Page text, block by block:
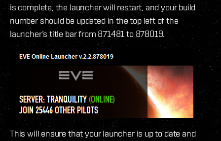
is complete, the launcher will restart, and your build
number should be updated in the top left of the
launcher’s title bar from 871481 to 878019.
This will ensure that your launcher is up to date and